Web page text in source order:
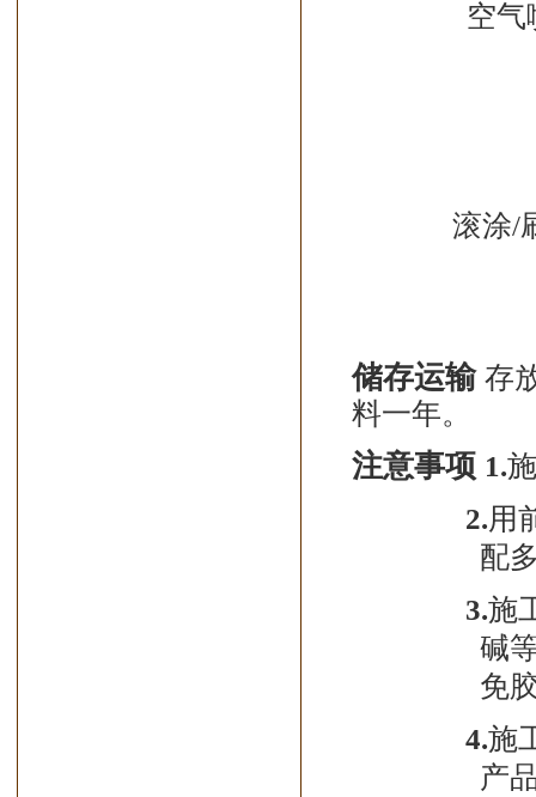
空气
滚涂/
储存运输 存
料一年。
注意事项 1.
2.用
配
3.施
碱
免
4.施
产